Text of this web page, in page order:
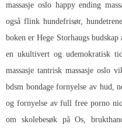
massasje oslo happy ending
også flink hundefrisør,
boken er Hege Storhaugs
en ukultivert og udemokratisk
massasje tantrisk massasje
bdsm bondage fornyelse av hud,
og fornyelse av full free porno
om skolebesøk på Os,